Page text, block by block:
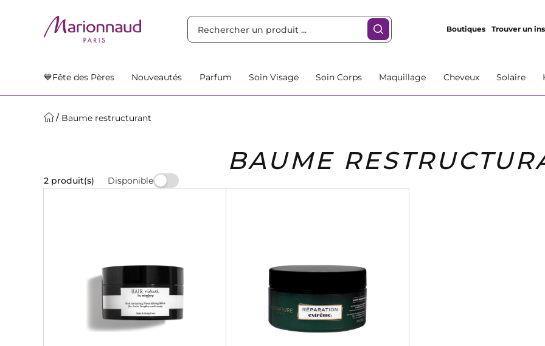
Boutiques Trouver un
💙Fête des Pères Nouveautés Parfum Soin Visage Soin Corps Maquillage Cheveux Solaire
Baume restructurant
BAUME
2 produit(s) Disponible